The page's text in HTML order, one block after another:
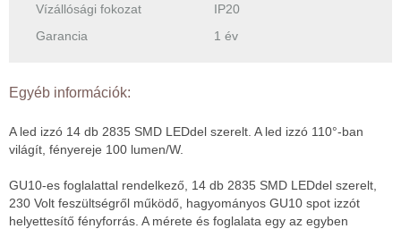
Vízállósági fokozat
IP20
Garancia
1 év
Egyéb információk:
A led izzó 14 db 2835 SMD LEDdel szerelt. A led izzó 110°-ban
világít, fényereje 100 lumen/W.
GU10-es foglalattal rendelkező, 14 db 2835 SMD LEDdel szerelt,
230 Volt feszültségről működő, hagyományos GU10 spot izzót
helyettesítő fényforrás. A mérete és foglalata egy az egyben